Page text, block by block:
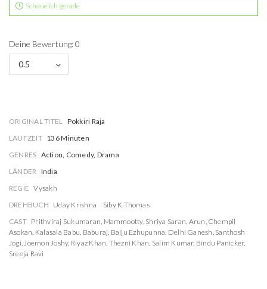
Schaue ich gerade
Deine Bewertung: 0
0.5
ORIGINAL TITEL Pokkiri Raja
LAUFZEIT 136 Minuten
GENRES Action, Comedy, Drama
LÄNDER India
REGIE Vysakh
DREHBUCH Uday Krishna
Siby K Thomas
CAST Prithviraj Sukumaran, Mammootty, Shriya Saran, Arun, Chempil
Asokan, Kalasala Babu, Baburaj, Baiju Ezhupunna, Delhi Ganesh, Santhosh
Jogi,Joemon Joshy, Riyaz Khan, Thezni Khan, Salim Kumar, Bindu Panicker,
Sreeja Ravi